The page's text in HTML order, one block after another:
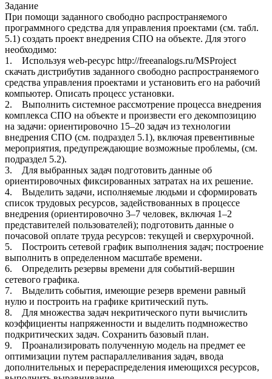
Задание
При помощи заданного свободно распространяемого
программного средства для управления проектами (см. табл.
5.1) создать проект внедрения СПО на объекте. Для этого
необходимо:
1. Используя web-ресурс http://freeanalogs.ru/MSProject
скачать дистрибутив заданного свободно распространяемого
средства управления проектами и установить его на рабочий
компьютер. Описать процесс установки.
2. Выполнить системное рассмотрение процесса внедрения
комплекса СПО на объекте и произвести его декомпозицию
на задачи: ориентировочно 15–20 задач из технологии
внедрения СПО (см. подраздел 5.1), включая превентивные
мероприятия, предупреждающие возможные проблемы, (см.
подраздел 5.2).
3. Для выбранных задач подготовить данные об
ориентировочных фиксированных затратах на их решение.
4. Выделить задачи, исполняемые людьми и сформировать
список трудовых ресурсов, задействованных в процессе
внедрения (ориентировочно 3–7 человек, включая 1–2
представителей пользователей); подготовить данные о
почасовой оплате труда ресурсов: текущей и сверхурочной.
5. Построить сетевой график выполнения задач; построение
выполнить в определенном масштабе времени.
6. Определить резервы времени для событий-вершин
сетевого графика.
7. Выделить события, имеющие резерв времени равный
нулю и построить на графике критический путь.
8. Для множества задач некритического пути вычислить
коэффициенты напряженности и выделить подмножество
подкритических задач. Сохранить базовый план.
9. Проанализировать полученную модель на предмет ее
оптимизации путем распараллеливания задач, ввода
дополнительных и перераспределения имеющихся ресурсов,